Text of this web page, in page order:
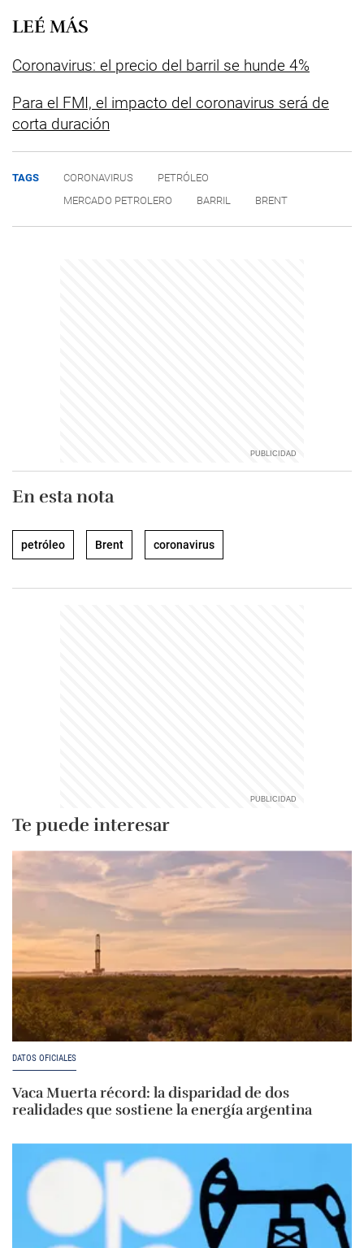
LEÉ MÁS
Coronavirus: el precio del barril se hunde 4%
Para el FMI, el impacto del coronavirus será de
corta duración
TAGS CORONAVIRUS
PETRÓLEO
MERCADO PETROLERO
BARRIL BRENT
En esta nota
petróleo Brent coronavirus
Te puede interesar
DATOS OFICIALES
Vaca Muerta récord: la disparidad de dos
realidades que sostiene la energía argentina